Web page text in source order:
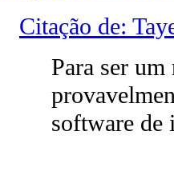
Citação de:
Para ser
software